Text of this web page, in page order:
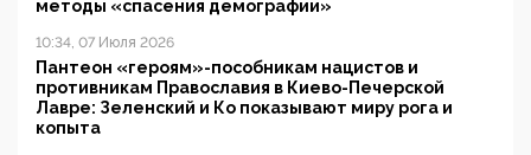
методы «спасения демографии»
10:34, 07 Июля 2026
Пантеон «героям»-пособникам нацистов и
противникам Православия в Киево-Печерской
Лавре: Зеленский и Ко показывают миру рога и
копыта